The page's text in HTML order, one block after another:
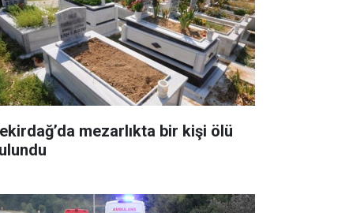
mezarlıkta bir kişi ölü